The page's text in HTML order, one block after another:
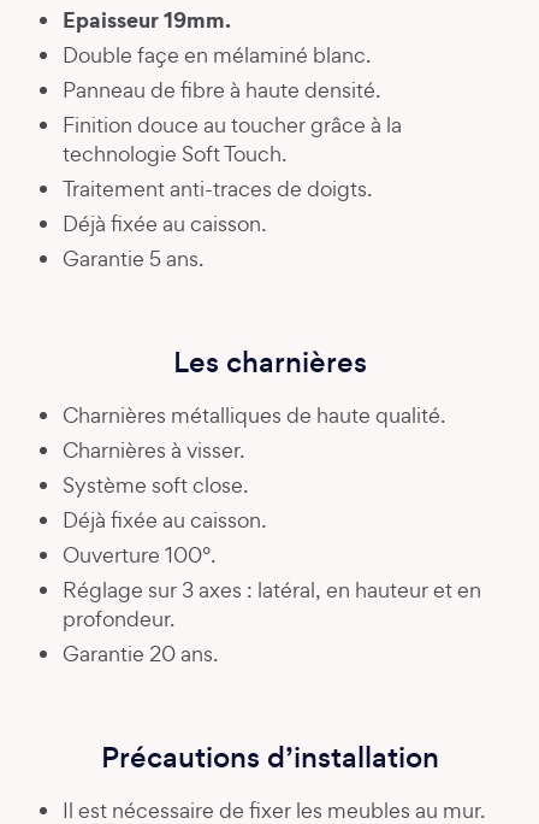
Epaisseur 19mm.
Double façe en mélaminé blanc.
Panneau de fibre à haute densité.
Finition douce au toucher grâce à la
technologie Soft Touch.
Traitement anti-traces de doigts.
Déjà fixée au caisson.
Garantie 5 ans.
Les charnières
Charnières métalliques de haute qualité.
Charnières à visser.
Système soft close.
Déjà fixée au caisson.
Ouverture 100°.
Réglage sur 3 axes : latéral, en hauteur et en
profondeur.
Garantie 20 ans.
Précautions d’installation
Il est nécessaire de fixer les meubles au mur.